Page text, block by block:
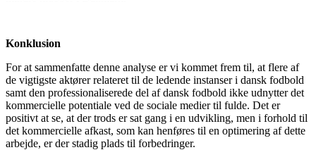
Konklusion
For at sammenfatte denne analyse er vi kommet frem til, at flere af
de vigtigste aktører relateret til de ledende instanser i dansk fodbold
samt den professionaliserede del af dansk fodbold ikke udnytter det
kommercielle potentiale ved de sociale medier til fulde. Det er
positivt at se, at der trods er sat gang i en udvikling, men i forhold til
det kommercielle afkast, som kan henføres til en optimering af dette
arbejde, er der stadig plads til forbedringer.